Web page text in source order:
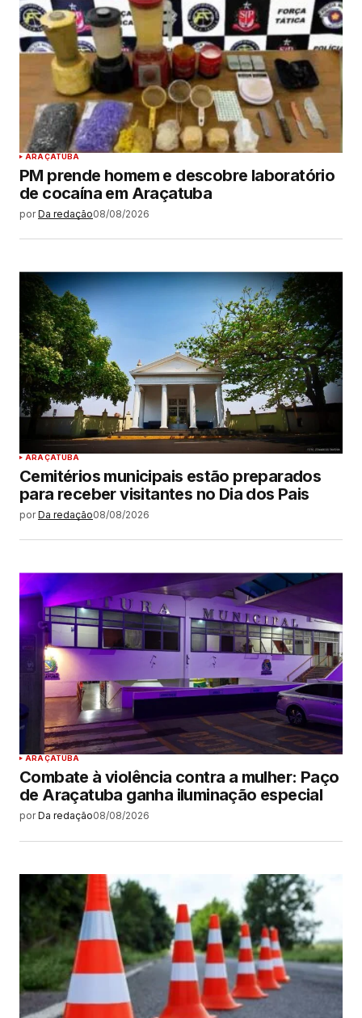
ARAÇATUBA
PM prende homem e descobre laboratório
de cocaína em Araçatuba
por Da redação08/08/2026
ARAÇATUBA
Cemitérios municipais estão preparados
para receber visitantes no Dia dos Pais
por Da redação08/08/2026
ARAÇATUBA
Combate à violência contra a mulher: Paço
de Araçatuba ganha iluminação especial
por Da redação08/08/2026